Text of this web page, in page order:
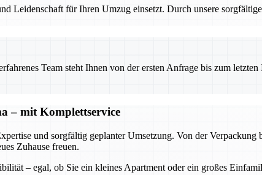
Leidenschaft für Ihren Umzug einsetzt. Durch unsere
Team steht Ihnen von der ersten Anfrage bis zum
– mit Komplettservice
und sorgfältig geplanter Umsetzung. Von der
Zuhause freuen.
– egal, ob Sie ein kleines Apartment oder ein großes